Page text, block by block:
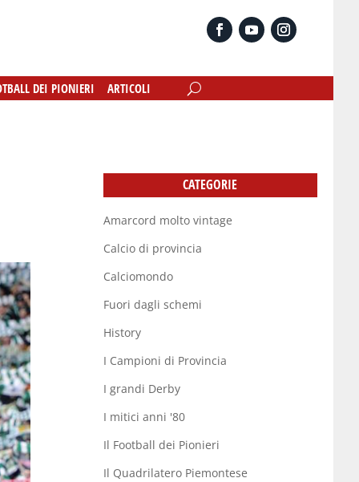
DEI PIONIERI ARTICOLI
DEI PIONIERI ARTICOLI
CATEGORIE
Amarcord molto vintage
Calcio di provincia
Calciomondo
Fuori dagli schemi
History
I Campioni di Provincia
I grandi Derby
I mitici anni '80
Il Football dei Pionieri
Il Quadrilatero Piemontese